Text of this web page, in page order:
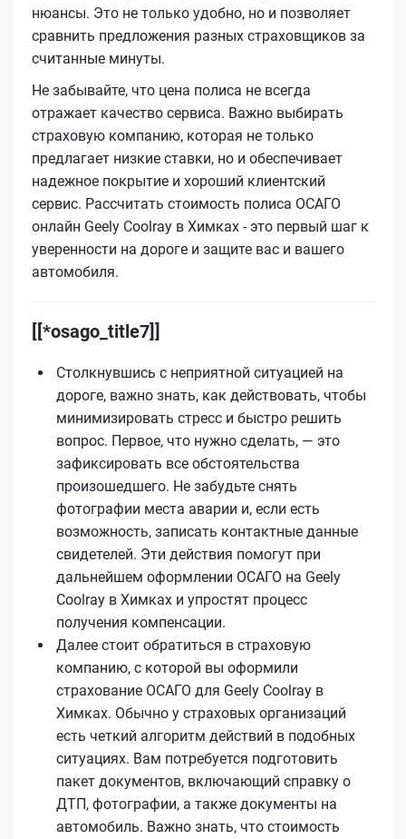
нюансы. Это не только удобно, но и позволяет
сравнить предложения разных страховщиков за
считанные минуты.
Не забывайте, что цена полиса не всегда
отражает качество сервиса. Важно выбирать
страховую компанию, которая не только
предлагает низкие ставки, но и обеспечивает
надежное покрытие и хороший клиентский
сервис. Рассчитать стоимость полиса ОСАГО
онлайн Geely Coolray в Химках - это первый шаг к
уверенности на дороге и защите вас и вашего
автомобиля.
[[*osago_title7]]
Столкнувшись с неприятной ситуацией на
дороге, важно знать, как действовать, чтобы
минимизировать стресс и быстро решить
вопрос. Первое, что нужно сделать, — это
зафиксировать все обстоятельства
произошедшего. Не забудьте снять
фотографии места аварии и, если есть
возможность, записать контактные данные
свидетелей. Эти действия помогут при
дальнейшем оформлении ОСАГО на Geely
Coolray в Химках и упростят процесс
получения компенсации.
Далее стоит обратиться в страховую
компанию, с которой вы оформили
страхование ОСАГО для Geely Coolray в
Химках. Обычно у страховых организаций
есть четкий алгоритм действий в подобных
ситуациях. Вам потребуется подготовить
пакет документов, включающий справку о
ДТП, фотографии, а также документы на
автомобиль. Важно знать, что стоимость